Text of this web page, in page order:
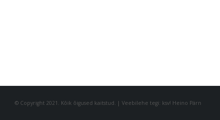
© Copyright 2021. Kõik õigused kaitstud. | Veebilehe tegi: ksv! Heino Pärn